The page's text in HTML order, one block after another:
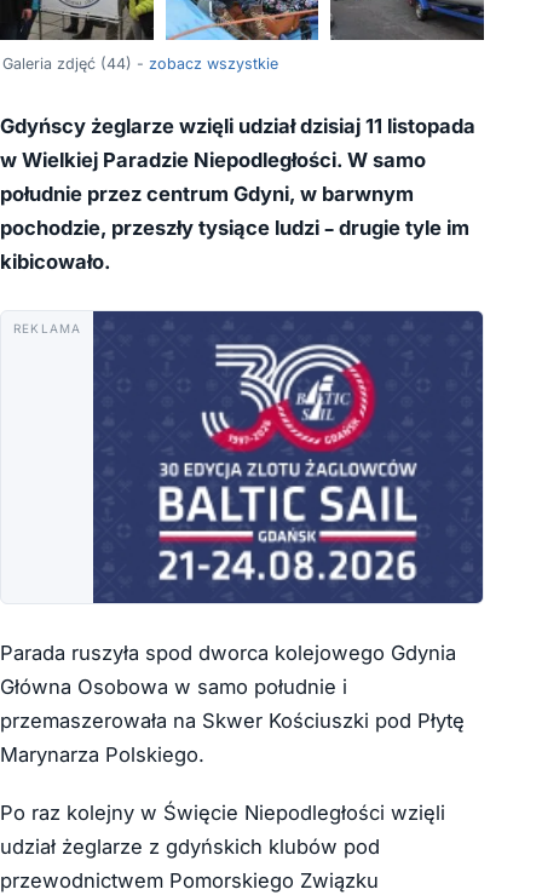
Galeria zdjęć (44) - zobacz wszystkie
Gdyńscy żeglarze wzięli udział dzisiaj 11 listopada
w Wielkiej Paradzie Niepodległości. W samo
południe przez centrum Gdyni, w barwnym
pochodzie, przeszły tysiące ludzi – drugie tyle im
kibicowało.
REKLAMA
Parada ruszyła spod dworca kolejowego Gdynia
Główna Osobowa w samo południe i
przemaszerowała na Skwer Kościuszki pod Płytę
Marynarza Polskiego.
Po raz kolejny w Święcie Niepodległości wzięli
udział żeglarze z gdyńskich klubów pod
przewodnictwem Pomorskiego Związku